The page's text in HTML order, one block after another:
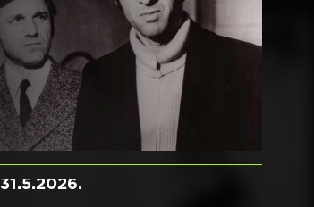
31.5.2026.